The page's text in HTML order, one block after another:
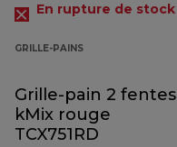
En rupture de stock
GRILLE-PAINS
Grille-pain 2 fentes
kMix rouge
TCX751RD